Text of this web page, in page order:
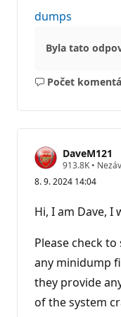
dumps
Byla tato
Počet
Žádné
DaveM121
913.8K R
p
t
a
n
í
b
o
d
•
8. 9. 2024 14:04
Hi, I am Dave, I
Please check
any minidump
they provide
of the system